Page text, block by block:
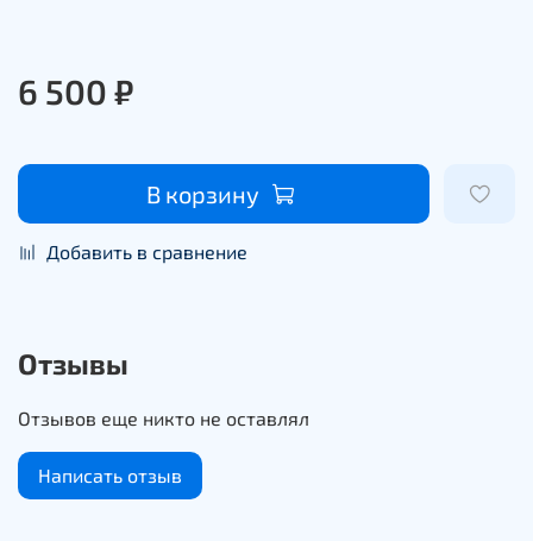
6 500 ₽
В корзину
Добавить в сравнение
Отзывы
Отзывов еще никто не оставлял
Написать отзыв